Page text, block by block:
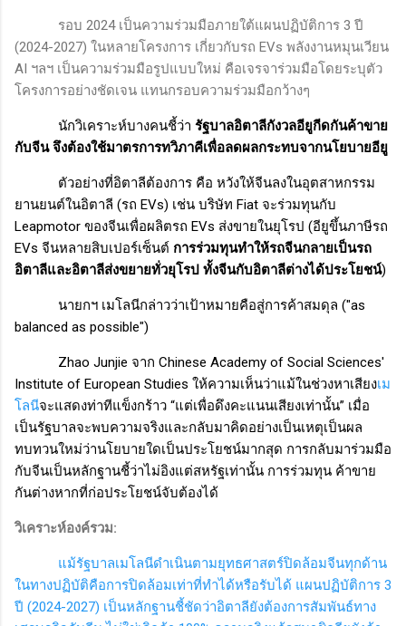
รอบ 2024เป็นความร่วมมือภายใต้แผนปฏิบัติการ 3 ปี
(2024-2027) ในหลายโครงการ เกี่ยวกับรถ EVs พลังงานหมุนเวียน
AI ฯลฯ เป็นความร่วมมือรูปแบบใหม่ คือเจรจาร่วมมือโดยระบุตัว
โครงการอย่างชัดเจน แทนกรอบความร่วมมือกว้างๆ
นักวิเคราะห์บางคนชี้ว่า รัฐบาลอิตาลีกังวลอียูกีดกันค้าขาย
กับจีน จึงต้องใช้มาตรการทวิภาคีเพื่อลดผลกระทบจากนโยบายอียู
ตัวอย่างที่อิตาลีต้องการ คือ หวังให้จีนลงในอุตสาหกรรม
ยานยนต์ในอิตาลี (รถ EVs) เช่น บริษัท Fiat จะร่วมทุนกับ
Leapmotor ของจีนเพื่อผลิตรถ EVs ส่งขายในยุโรป (อียูขึ้นภาษีรถ
EVs จีนหลายสิบเปอร์เซ็นต์ การร่วมทุนทำให้รถจีนกลายเป็นรถ
อิตาลีและอิตาลีส่งขยายทั่วยุโรป ทั้งจีนกับอิตาลีต่างได้ประโยชน์)
นายกฯ เมโลนีกล่าวว่าเป้าหมายคือสู่การค้าสมดุล ("as
balanced as possible")
Zhao Junjie จาก Chinese Academy of Social Sciences'
Institute of European Studies ให้ความเห็นว่าแม้ในช่วงหาเสียงเม
โลนีจะแสดงท่าทีแข็งกร้าว “แต่เพื่อดึงคะแนนเสียงเท่านั้น” เมื่อ
เป็นรัฐบาลจะพบความจริงและกลับมาคิดอย่างเป็นเหตุเป็นผล
ทบทวนใหม่ว่านโยบายใดเป็นประโยชน์มากสุด การกลับมาร่วมมือ
กับจีนเป็นหลักฐานชี้ว่าไม่อิงแต่สหรัฐเท่านั้น การร่วมทุน ค้าขาย
กันต่างหากที่ก่อประโยชน์จับต้องได้
วิเคราะห์องค์รวม:
แม้รัฐบาลเมโลนีดำเนินตามยุทธศาสตร์ปิดล้อมจีนทุกด้าน
ในทางปฏิบัติคือการปิดล้อมเท่าที่ทำได้หรือรับได้ แผนปฏิบัติการ 3
ปี (2024-2027) เป็นหลักฐานชี้ชัดว่าอิตาลียังต้องการสัมพันธ์ทาง